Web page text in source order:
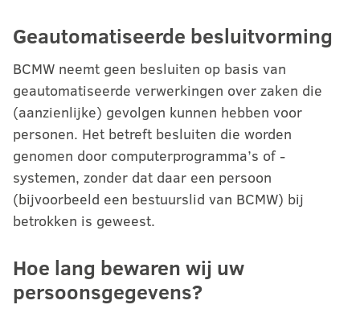
Geautomatiseerde besluitvorming
BCMW neemt geen besluiten op basis van
geautomatiseerde verwerkingen over zaken die
(aanzienlijke) gevolgen kunnen hebben voor
personen. Het betreft besluiten die worden
genomen door computerprogramma’s of -
systemen, zonder dat daar een persoon
(bijvoorbeeld een bestuurslid van BCMW) bij
betrokken is geweest.
Hoe lang bewaren wij uw
persoonsgegevens?